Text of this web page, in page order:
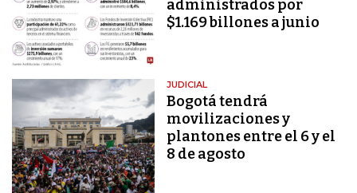
administrados por
$1.169 billones a junio
JUDICIAL
Bogotá tendrá
movilizaciones y
plantones entre el 6 y el
8 de agosto